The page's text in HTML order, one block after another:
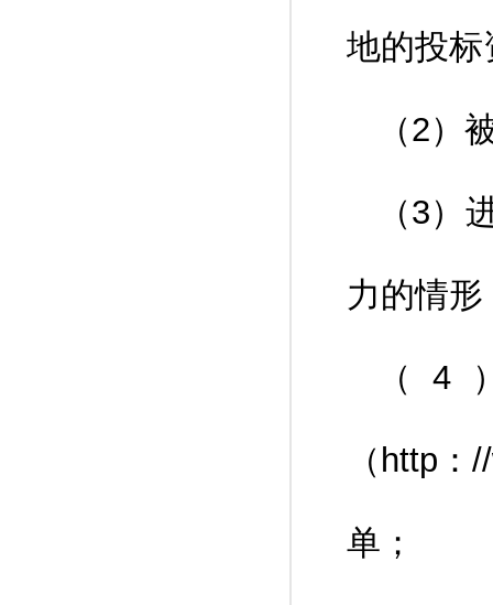
地的投
（2）
（3）
力的情形
（4
（http
单；